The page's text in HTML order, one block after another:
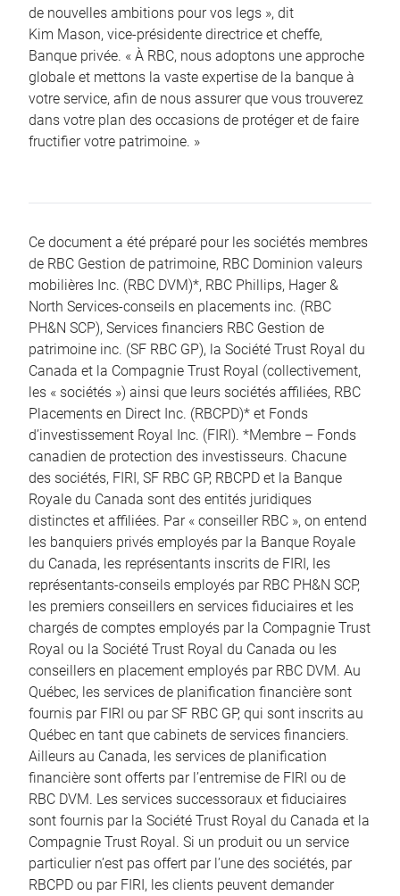
de nouvelles ambitions pour vos legs », dit
Kim Mason, vice-présidente directrice et cheffe,
Banque privée. « À RBC, nous adoptons une approche
globale et mettons la vaste expertise de la banque à
votre service, afin de nous assurer que vous trouverez
dans votre plan des occasions de protéger et de faire
fructifier votre patrimoine. »
Ce document a été préparé pour les sociétés membres
de RBC Gestion de patrimoine, RBC Dominion valeurs
mobilières Inc. (RBC DVM)*, RBC Phillips, Hager &
North Services-conseils en placements inc. (RBC
PH&N SCP), Services financiers RBC Gestion de
patrimoine inc. (SF RBC GP), la Société Trust Royal du
Canada et la Compagnie Trust Royal (collectivement,
les « sociétés ») ainsi que leurs sociétés affiliées, RBC
Placements en Direct Inc. (RBCPD)* et Fonds
d’investissement Royal Inc. (FIRI). *Membre – Fonds
canadien de protection des investisseurs. Chacune
des sociétés, FIRI, SF RBC GP, RBCPD et la Banque
Royale du Canada sont des entités juridiques
distinctes et affiliées. Par « conseiller RBC », on entend
les banquiers privés employés par la Banque Royale
du Canada, les représentants inscrits de FIRI, les
représentants-conseils employés par RBC PH&N SCP,
les premiers conseillers en services fiduciaires et les
chargés de comptes employés par la Compagnie Trust
Royal ou la Société Trust Royal du Canada ou les
conseillers en placement employés par RBC DVM. Au
Québec, les services de planification financière sont
fournis par FIRI ou par SF RBC GP, qui sont inscrits au
Québec en tant que cabinets de services financiers.
Ailleurs au Canada, les services de planification
financière sont offerts par l’entremise de FIRI ou de
RBC DVM. Les services successoraux et fiduciaires
sont fournis par la Société Trust Royal du Canada et la
Compagnie Trust Royal. Si un produit ou un service
particulier n’est pas offert par l’une des sociétés, par
RBCPD ou par FIRI, les clients peuvent demander